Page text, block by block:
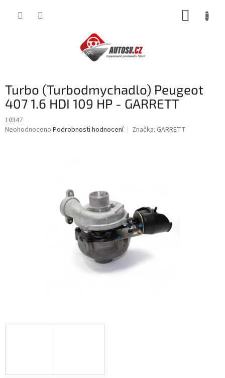
Turbo (Turbodmychadlo) Peugeot
407 1.6 HDI 109 HP - GARRETT
10347
Průměrné
Neohodnoceno Podrobnosti hodnocení Značka: GARRETT